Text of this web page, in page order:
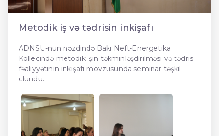
Metodik iş və tədrisin inkişafı
ADNSU-nun nəzdində Bakı Neft-Energetika
Kollecində metodik işin təkminləşdirilməsi və tədris
fəaliyyətinin inkişafı mövzusunda seminar təşkil
olundu.